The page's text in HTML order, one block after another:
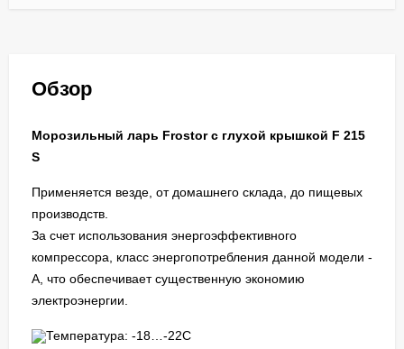
Обзор
Морозильный ларь Frostor с глухой крышкой F 215
S
Применяется везде, от домашнего склада, до пищевых
производств.
За счет использования энергоэффективного
компрессора, класс энергопотребления данной модели -
А, что обеспечивает существенную экономию
электроэнергии.
Температура: -18…-22C